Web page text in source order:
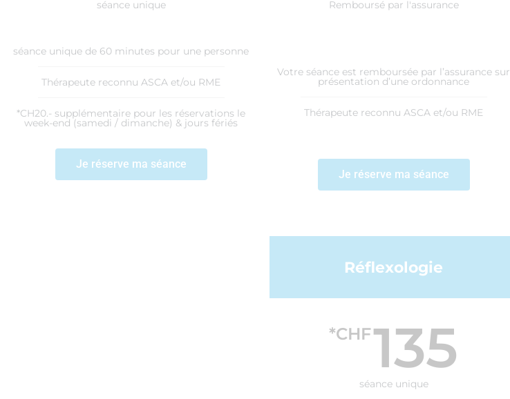
séance unique
séance unique de 60 minutes pour une personne
Thérapeute reconnu ASCA et/ou RME
*CH20.- supplémentaire pour les réservations le
week-end (samedi / dimanche) & jours fériés
Je réserve ma séance
Remboursé par l'assurance
Votre séance est remboursée par l’assurance sur
présentation d’une ordonnance
Thérapeute reconnu ASCA et/ou RME
Je réserve ma séance
Réflexologie
*CHF135
séance unique